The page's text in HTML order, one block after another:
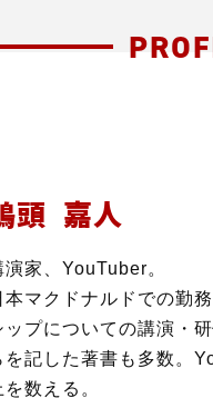
頭 嘉人
演家、YouTuber。
本マクドナルドでの勤
ップについての講演・
を記した著書も多数。
を数える。